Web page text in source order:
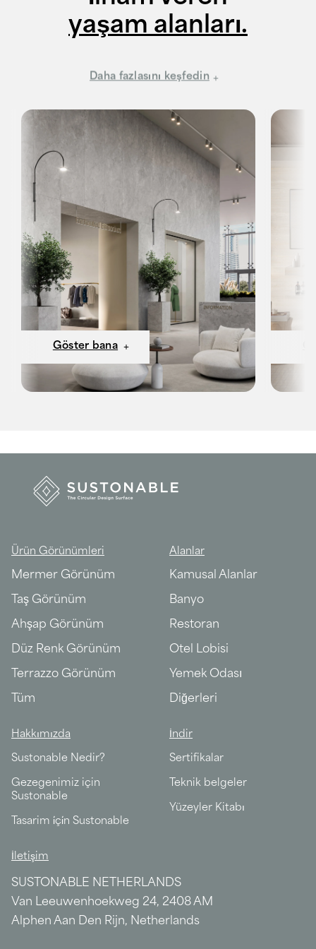
yaşam alanları.
Daha fazlasını keşfedin
Göster bana
Ürün Görünümleri
Mermer Görünüm
Taş Görünüm
Ahşap Görünüm
Düz Renk Görünüm
Terrazzo Görünüm
Tüm
Alanlar
Kamusal Alanlar
Banyo
Restoran
Otel Lobisi
Yemek Odası
Diğerleri
Hakkımızda
Sustonable Nedir?
Gezegenimiz için
Sustonable
Tasarim i̇çi̇n Sustonable
İndir
Sertifikalar
Teknik belgeler
Yüzeyler Kitabı
İletişim
SUSTONABLE NETHERLANDS
Van Leeuwenhoekweg 24, 2408 AM
Alphen Aan Den Rijn, Netherlands